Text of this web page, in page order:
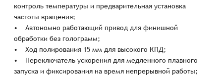
контроль температуры и предварительная установка
частоты вращения;
• Автономно работающий привод для финишной
обработки без голограмм;
• Ход полирования 15 мм для высокого КПД;
• Переключатель ускорения для медленного плавного
запуска и фиксирования на время непрерывной работы;